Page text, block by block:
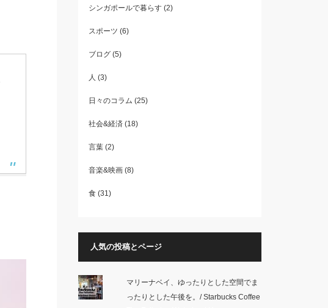
シンガポールで暮らす(2)
スポーツ (6)
ブログ(5)
人 (3)
日々のコラム (25)
社会&経済(18)
言葉(2)
音楽&映画(8)
食(31)
人気の投稿とページ
マリーナベイ、ゆったりとした空間でま
ったりとした午後を。/ Starbucks Coffee